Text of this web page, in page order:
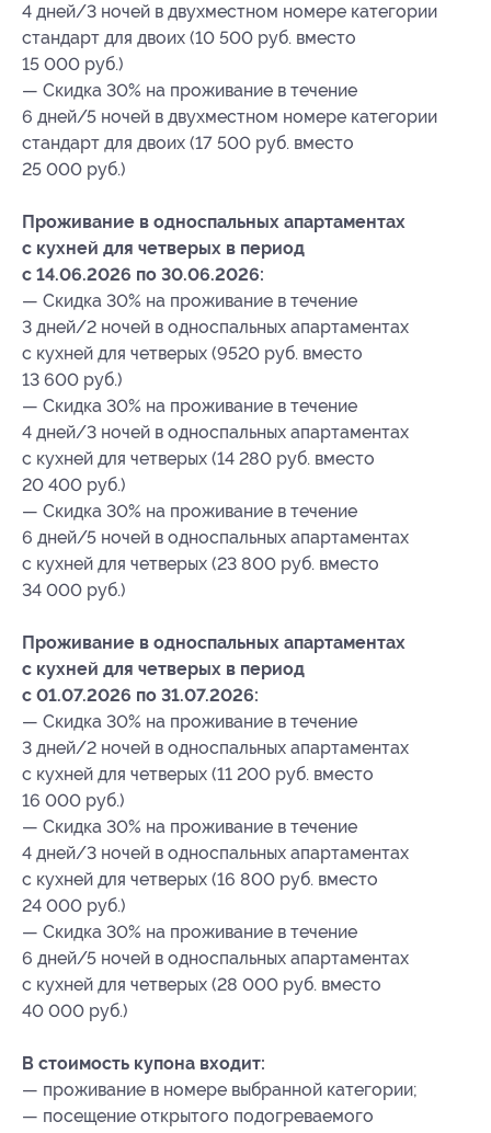
4 дней/3 ночей в двухместном номере категории
стандарт для двоих (10 500 руб. вместо
15 000 руб.)
— Скидка 30% на проживание в течение
6 дней/5 ночей в двухместном номере категории
стандарт для двоих (17 500 руб. вместо
25 000 руб.)
Проживание в односпальных апартаментах
с кухней для четверых в период
с 14.06.2026 по 30.06.2026:
— Скидка 30% на проживание в течение
3 дней/2 ночей в односпальных апартаментах
с кухней для четверых (9520 руб. вместо
13 600 руб.)
— Скидка 30% на проживание в течение
4 дней/3 ночей в односпальных апартаментах
с кухней для четверых (14 280 руб. вместо
20 400 руб.)
— Скидка 30% на проживание в течение
6 дней/5 ночей в односпальных апартаментах
с кухней для четверых (23 800 руб. вместо
34 000 руб.)
Проживание в односпальных апартаментах
с кухней для четверых в период
с 01.07.2026 по 31.07.2026:
— Скидка 30% на проживание в течение
3 дней/2 ночей в односпальных апартаментах
с кухней для четверых (11 200 руб. вместо
16 000 руб.)
— Скидка 30% на проживание в течение
4 дней/3 ночей в односпальных апартаментах
с кухней для четверых (16 800 руб. вместо
24 000 руб.)
— Скидка 30% на проживание в течение
6 дней/5 ночей в односпальных апартаментах
с кухней для четверых (28 000 руб. вместо
40 000 руб.)
В стоимость купона входит:
— проживание в номере выбранной категории;
— посещение открытого подогреваемого